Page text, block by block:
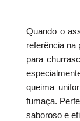
Quando o
referência na
para
queima
fumaça.
saboroso e